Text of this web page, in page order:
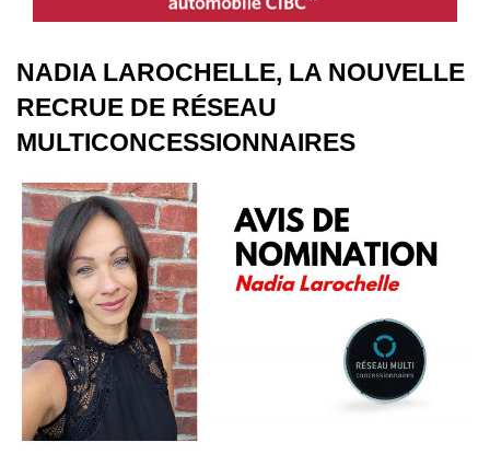
NADIA LAROCHELLE, LA NOUVELLE
RECRUE DE RÉSEAU
MULTICONCESSIONNAIRES